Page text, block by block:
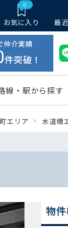
0
お気に入り 最
仲介実績
件突破！
線・駅から探す
エリア 水道橋
物